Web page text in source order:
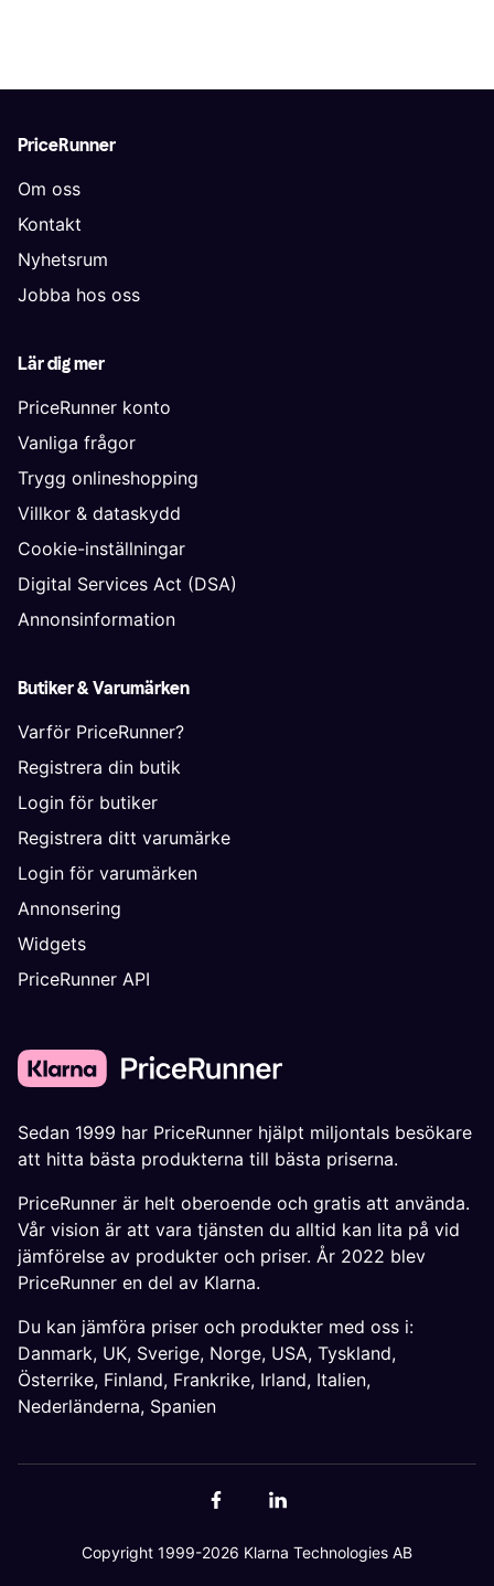
PriceRunner
Om oss
Kontakt
Nyhetsrum
Jobba hos oss
Lär dig mer
PriceRunner konto
Vanliga frågor
Trygg onlineshopping
Villkor & dataskydd
Cookie-inställningar
Digital Services Act (DSA)
Annonsinformation
Butiker & Varumärken
Varför PriceRunner?
Registrera din butik
Login för butiker
Registrera ditt varumärke
Login för varumärken
Annonsering
Widgets
PriceRunner API
Sedan 1999 har PriceRunner hjälpt miljontals besökare
att hitta bästa produkterna till bästa priserna.
PriceRunner är helt oberoende och gratis att använda.
Vår vision är att vara tjänsten du alltid kan lita på vid
jämförelse av produkter och priser. År 2022 blev
PriceRunner en del av Klarna.
Du kan jämföra priser och produkter med oss i:
Danmark, UK, Sverige, Norge, USA, Tyskland,
Österrike, Finland, Frankrike, Irland, Italien,
Nederländerna, Spanien
Copyright 1999-2026 Klarna Technologies AB